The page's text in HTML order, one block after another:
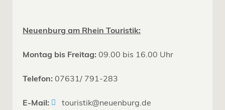
Neuenburg am Rhein Touristik:
Montag bis Freitag: 09.00 bis 16.00 Uhr
Telefon: 07631/ 791-283
E-Mail: touristik@neuenburg.de